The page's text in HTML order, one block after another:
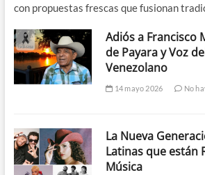
con propuestas frescas que fusionan
Adiós a Francisco
de Payara y Voz
Venezolano
14 mayo 2026 No
La Nueva
Latinas que están
Música